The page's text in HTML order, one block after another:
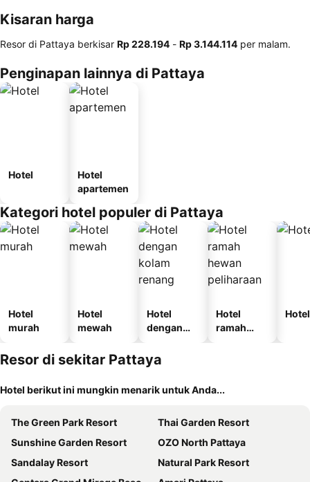
Kisaran harga
Resor di Pattaya berkisar ‎Rp 228.194 - ‎Rp 3.144.114 per malam.
Penginapan lainnya di Pattaya
Hotel
Hotel
apartemen
Kategori hotel populer di Pattaya
Hotel
murah
Hotel
mewah
Hotel
dengan
renang
Hotel
ramah
Resor di sekitar Pattaya
Hotel berikut ini mungkin menarik untuk Anda...
The Green Park Resort
Thai Garden Resort
Sunshine Garden Resort
OZO North Pattaya
Sandalay Resort
Natural Park Resort